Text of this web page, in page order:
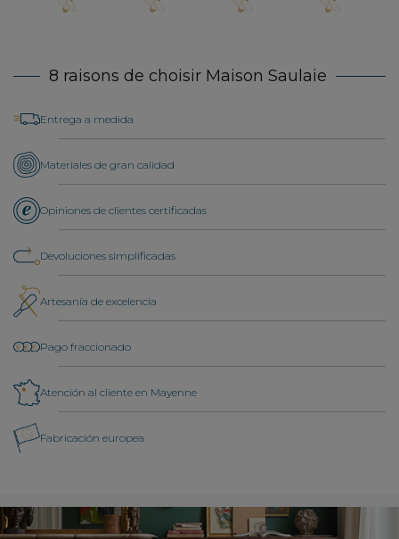
8 raisons de choisir Maison Saulaie
Entrega a medida
Materiales de gran calidad
Opiniones de clientes certificadas
Devoluciones simplificadas
Artesanía de excelencia
Pago fraccionado
Atención al cliente en Mayenne
Fabricación europea